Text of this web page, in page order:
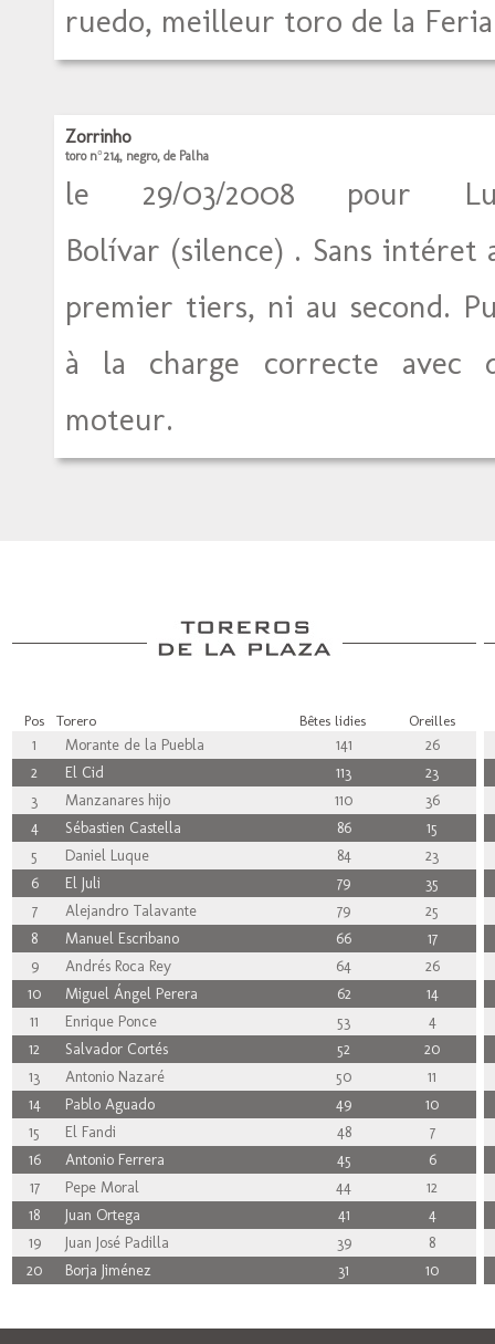
ruedo, meilleur toro de la
Zorrinho
toro n°214, negro, de Palha
le 29/03/2008 pour
Bolívar (silence) . Sans intéret
premier tiers, ni au second.
à la charge correcte avec
moteur.
Pos Torero Bêtes lidies Oreilles
1 Morante de la Puebla 141
26
2
El Cid 113
23
3
Manzanares hijo 110
36
4
Sébastien Castella 86
15
5
Daniel Luque 84
23
6
El Juli 79
35
7
Alejandro Talavante 79
25
8
Manuel Escribano 66
17
9
Andrés Roca Rey 64
26
10
Miguel Ángel Perera 62
14
11
Enrique Ponce 53
4
12
Salvador Cortés 52
20
13
Antonio Nazaré 50
11
14
Pablo Aguado 49
10
15
El Fandi 48
7
16
Antonio Ferrera 45
6
17
Pepe Moral 44
12
18
Juan Ortega 41
4
19
Juan José Padilla 39
8
20
Borja Jiménez 31 10